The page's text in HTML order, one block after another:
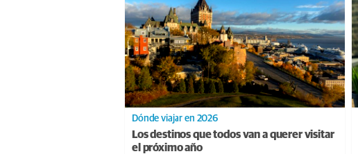
Dónde viajar en 2026
Los destinos que todos van a querer visitar
el próximo año